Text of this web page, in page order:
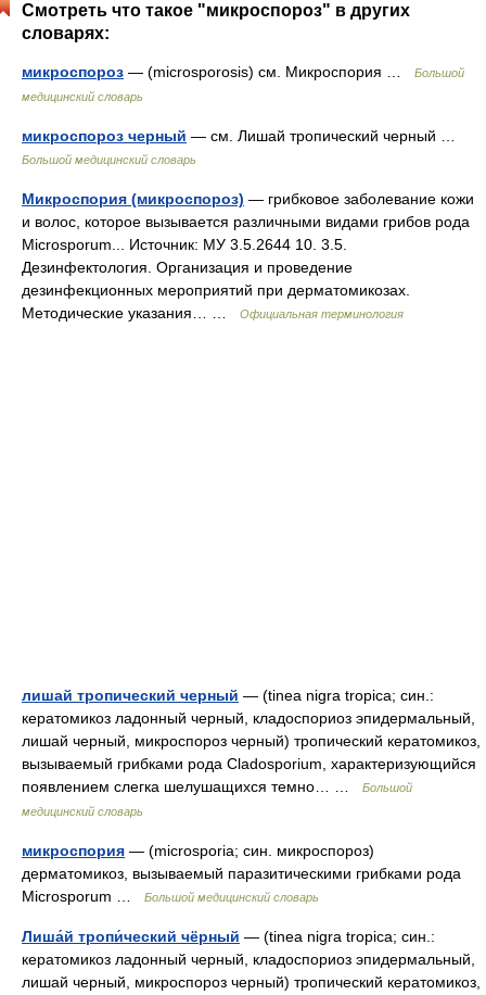
Смотреть что такое "микроспороз" в других
словарях:
микроспороз — (microsporosis) см. Микроспория …
Большой
медицинский словарь
микроспороз черный — см. Лишай тропический черный …
Большой медицинский словарь
Микроспория (микроспороз) — грибковое заболевание кожи
и волос, которое вызывается различными видами грибов рода
Microsporum... Источник: МУ 3.5.2644 10. 3.5.
Дезинфектология. Организация и проведение
дезинфекционных мероприятий при дерматомикозах.
Методические указания… …
Официальная терминология
лишай тропический черный — (tinea nigra tropica; син.:
кератомикоз ладонный черный, кладоспориоз эпидермальный,
лишай черный, микроспороз черный) тропический кератомикоз,
вызываемый грибками рода Cladosporium, характеризующийся
появлением слегка шелушащихся темно… …
Большой
медицинский словарь
микроспория — (microsporia; син. микроспороз)
дерматомикоз, вызываемый паразитическими грибками рода
Microsporum …
Большой медицинский словарь
Лиша́й тропи́ческий чёрный — (tinea nigra tropica; син.:
кератомикоз ладонный черный, кладоспориоз эпидермальный,
лишай черный, микроспороз черный) тропический кератомикоз,